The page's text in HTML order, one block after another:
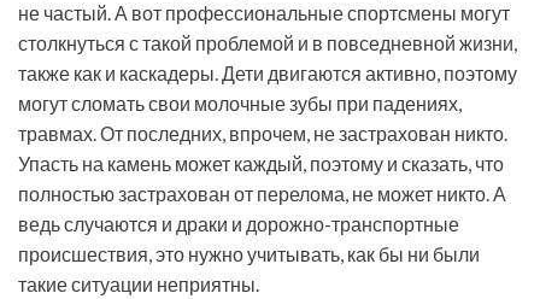
не частый. А вот профессиональные спортсмены могут
столкнуться с такой проблемой и в повседневной жизни,
также как и каскадеры. Дети двигаются активно, поэтому
могут сломать свои молочные зубы при падениях,
травмах. От последних, впрочем, не застрахован никто.
Упасть на камень может каждый, поэтому и сказать, что
полностью застрахован от перелома, не может никто. А
ведь случаются и драки и дорожно-транспортные
происшествия, это нужно учитывать, как бы ни были
такие ситуации неприятны.